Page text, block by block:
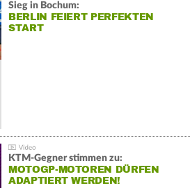
Sieg in Bochum:
BERLIN FEIERT PERFEKTEN
START
KTM-Gegner stimmen zu:
MOTOGP-MOTOREN DÜRFEN
ADAPTIERT WERDEN!